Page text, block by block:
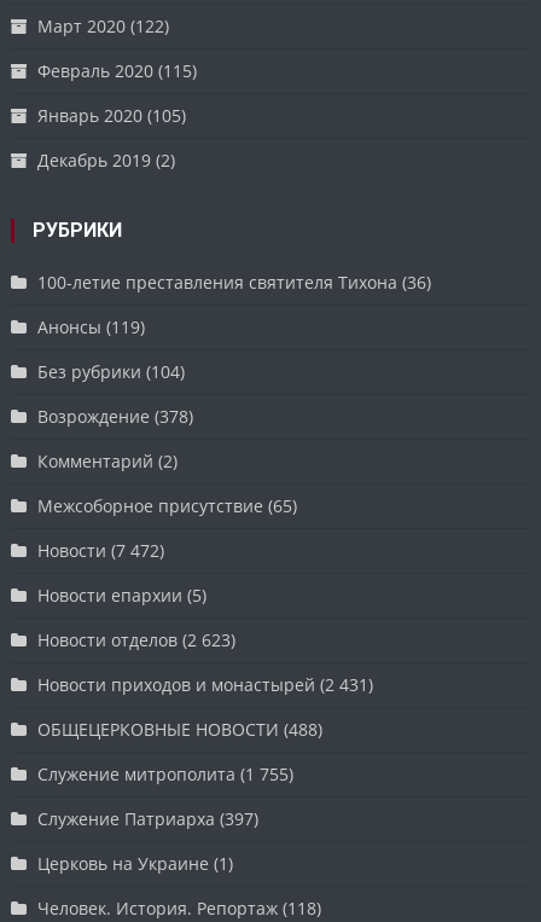
Март 2020 (122)
Февраль 2020 (115)
Январь 2020 (105)
Декабрь 2019 (2)
РУБРИКИ
100-летие преставления святителя Тихона (36)
Анонсы (119)
Без рубрики (104)
Возрождение (378)
Комментарий (2)
Межсоборное присутствие (65)
Новости (7 472)
Новости епархии (5)
Новости отделов (2 623)
Новости приходов и монастырей (2 431)
ОБЩЕЦЕРКОВНЫЕ НОВОСТИ (488)
Служение митрополита (1 755)
Служение Патриарха (397)
Церковь на Украине (1)
Человек. История. Репортаж (118)